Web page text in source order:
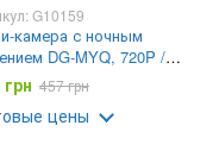
G10159
камера с ночным
DG-MYQ, 720P /
WiFi камера с
/ Охранная
для дома
457 грн
цены